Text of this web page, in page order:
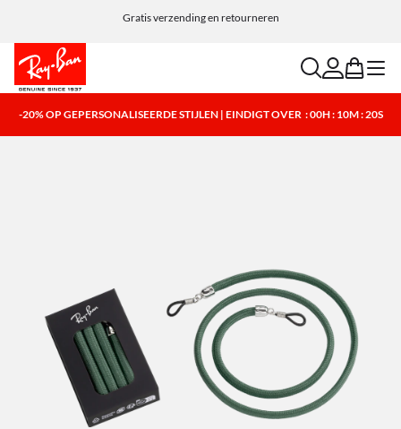
Gratis verzending en retourneren
searchaccount
bag menu
-20% OP GEPERSONALISEERDE STIJLEN | EINDIGT OVER : 00H : 10M : 20S